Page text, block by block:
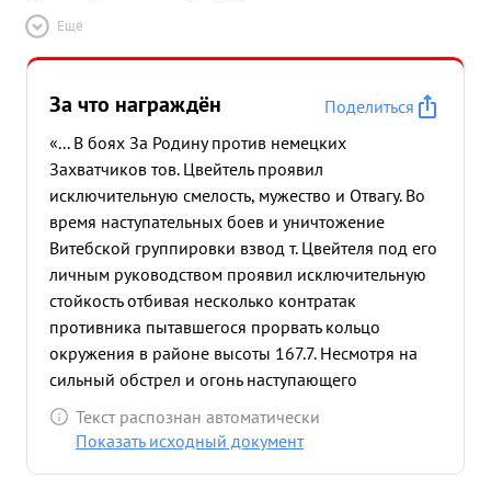
Ещё
За что награждён
Поделиться
«... В боях За Родину против немецких
Захватчиков тов. Цвейтель проявил
исключительную смелость, мужество и Отвагу. Во
время наступательных боев и уничтожение
Витебской группировки взвод т. Цвейтеля под его
личным руководством проявил исключительную
стойкость отбивая несколько контратак
противника пытавшегося прорвать кольцо
окружения в районе высоты 167.7. Несмотря на
сильный обстрел и огонь наступающего
противника взвод тов. Цвейтель принимал бой и
вел Уничтожающий минометный огонь по цепи
Текст распознан автоматически
Показать исходный документ